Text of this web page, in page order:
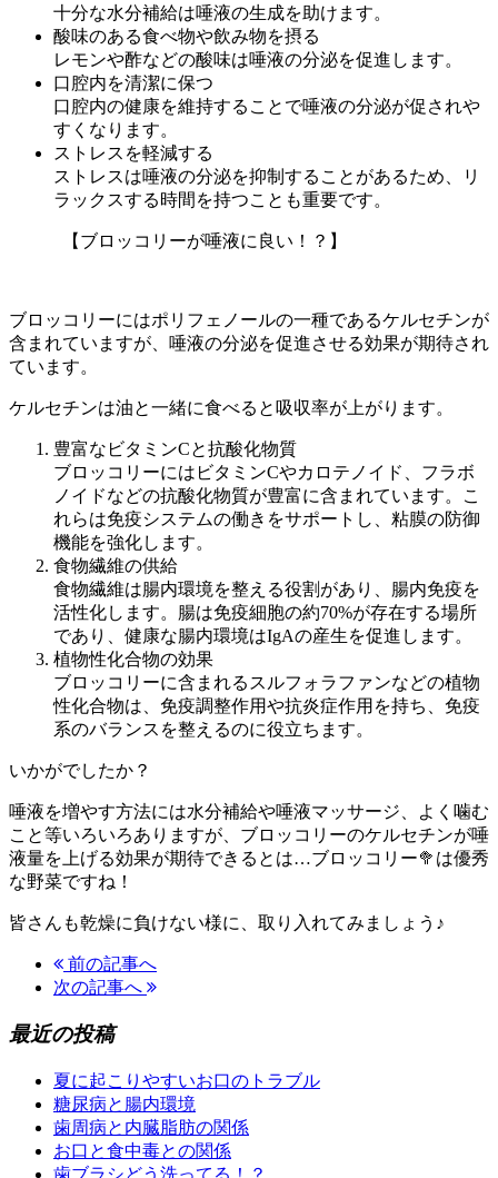
十分な水分補給は唾液の生成を助けます。
酸味のある食べ物や飲み物を摂る
レモンや酢などの酸味は唾液の分泌を促進します。
口腔内を清潔に保つ
口腔内の健康を維持することで唾液の分泌が促されや
すくなります。
ストレスを軽減する
ストレスは唾液の分泌を抑制することがあるため、リ
ラックスする時間を持つことも重要です。
【ブロッコリーが唾液に良い！？】
ブロッコリーにはポリフェノールの一種であるケルセチンが
含まれていますが、唾液の分泌を促進させる効果が期待され
ています。
ケルセチンは油と一緒に食べると吸収率が上がります。
豊富なビタミンCと抗酸化物質
ブロッコリーにはビタミンCやカロテノイド、フラボ
ノイドなどの抗酸化物質が豊富に含まれています。こ
れらは免疫システムの働きをサポートし、粘膜の防御
機能を強化します。
食物繊維の供給
食物繊維は腸内環境を整える役割があり、腸内免疫を
活性化します。腸は免疫細胞の約70%が存在する場所
であり、健康な腸内環境はIgAの産生を促進します。
植物性化合物の効果
ブロッコリーに含まれるスルフォラファンなどの植物
性化合物は、免疫調整作用や抗炎症作用を持ち、免疫
系のバランスを整えるのに役立ちます。
いかがでしたか？
唾液を増やす方法には水分補給や唾液マッサージ、よく噛む
こと等いろいろありますが、ブロッコリーのケルセチンが唾
液量を上げる効果が期待できるとは…ブロッコリー🥦は優秀
な野菜ですね！
皆さんも乾燥に負けない様に、取り入れてみましょう♪
前の記事へ
次の記事へ
最近の投稿
夏に起こりやすいお口のトラブル
糖尿病と腸内環境
歯周病と内臓脂肪の関係
お口と食中毒との関係